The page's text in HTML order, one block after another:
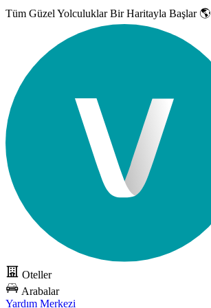
Tüm Güzel YolculuklarBir Haritayla Başlar 🌎
Oteller
Arabalar
Yardım Merkezi